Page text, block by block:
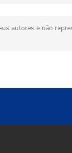
autores e não